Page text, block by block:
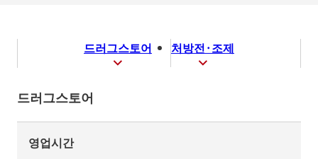
드러그스토어 처방전·조제
드러그스토어
영업시간